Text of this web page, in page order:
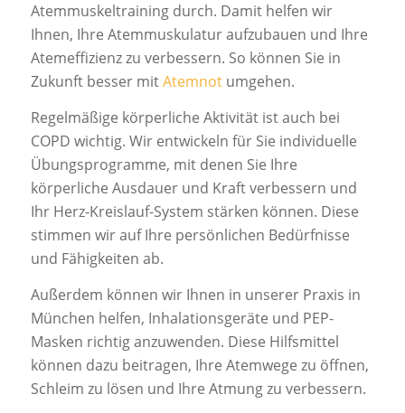
Atemmuskeltraining durch. Damit helfen wir
Ihnen, Ihre Atemmuskulatur aufzubauen und Ihre
Atemeffizienz zu verbessern. So können Sie in
Zukunft besser mitAtemnotumgehen.
Regelmäßige körperliche Aktivität ist auch bei
COPD wichtig. Wir entwickeln für Sie individuelle
Übungsprogramme, mit denen Sie Ihre
körperliche Ausdauer und Kraft verbessern und
Ihr Herz-Kreislauf-System stärken können. Diese
stimmen wir auf Ihre persönlichen Bedürfnisse
und Fähigkeiten ab.
Außerdem können wir Ihnen in unserer Praxis in
München helfen, Inhalationsgeräte und PEP-
Masken richtig anzuwenden. Diese Hilfsmittel
können dazu beitragen, Ihre Atemwege zu öffnen,
Schleim zu lösen und Ihre Atmung zu verbessern.